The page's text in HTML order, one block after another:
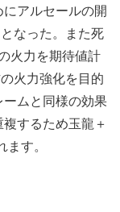
アルセールの開
なった。また死
火力を期待値計
火力強化を目的
ムと同様の効果
するため玉龍＋
す。